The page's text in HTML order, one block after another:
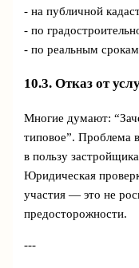
- на публичной
- по
- по реальным
10.3. Отказ от
Многие думают:
типовое”. Проблема
в пользу
Юридическая
участия — это не
предосторожности.
---